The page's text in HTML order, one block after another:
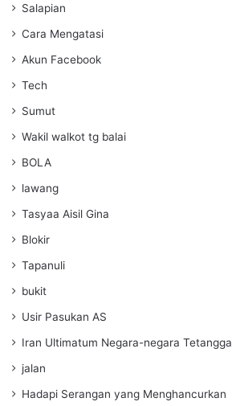
Salapian
Cara Mengatasi
Akun Facebook
Tech
Sumut
Wakil walkot tg balai
BOLA
lawang
Tasyaa Aisil Gina
Blokir
Tapanuli
bukit
Usir Pasukan AS
Iran Ultimatum Negara-negara Tetangga
jalan
Hadapi Serangan yang Menghancurkan